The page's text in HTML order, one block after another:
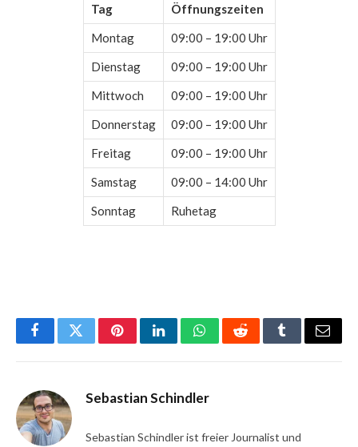
Tag
Öffnungszeiten
Montag
09:00 – 19:00 Uhr
Dienstag
09:00 – 19:00 Uhr
Mittwoch
09:00 – 19:00 Uhr
Donnerstag
09:00 – 19:00 Uhr
Freitag
09:00 – 19:00 Uhr
Samstag
09:00 – 14:00 Uhr
Sonntag
Ruhetag
FacebookTwitterPinterestLinkedInWhatsAppRedditTumblrEmail
Sebastian Schindler
Sebastian Schindler ist freier Journalist und